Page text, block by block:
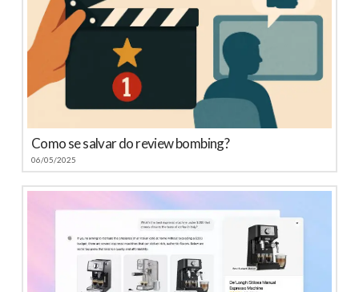
Como se salvar do review bombing?
06/05/2025